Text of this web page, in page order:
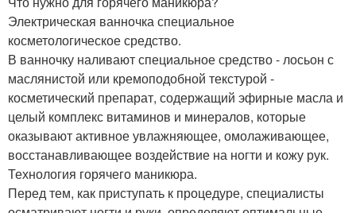
Электрическая ванночка специальное
косметологическое средство.
В ванночку наливают специальное средство - лосьон с
маслянистой или кремоподобной текстурой -
косметический препарат, содержащий эфирные масла и
целый комплекс витаминов и минералов, которые
оказывают активное увлажняющее, омолаживающее,
восстанавливающее воздействие на ногти и кожу рук.
Технология горячего маникюра.
Перед тем, как приступать к процедуре, специалисты